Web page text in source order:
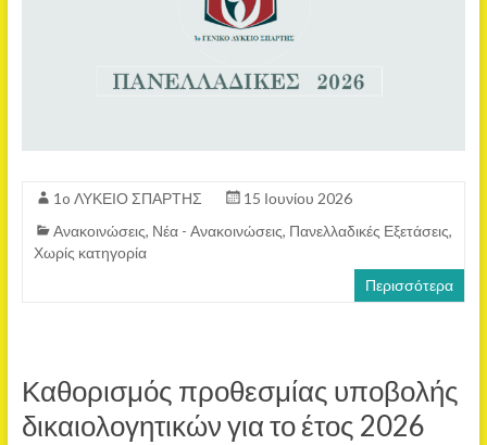
1o ΛΥΚΕΙΟ ΣΠΑΡΤΗΣ
15 Ιουνίου 2026
Ανακοινώσεις, Νέα - Ανακοινώσεις, Πανελλαδικές Εξετάσεις,
Χωρίς κατηγορία
Περισσότερα
Καθορισμός προθεσμίας υποβολής
δικαιολογητικών για το έτος 2026